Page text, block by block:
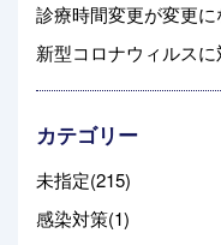
診療時間変更が変更に
新型コロナウィルス
カテゴリー
未指定(215)
感染対策(1)